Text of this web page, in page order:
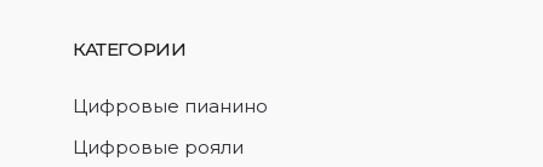
КАТЕГОРИИ
Цифровые пианино
Цифровые рояли